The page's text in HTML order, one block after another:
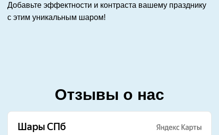
Добавьте эффектности и контраста вашему празднику
с этим уникальным шаром!
Отзывы о нас